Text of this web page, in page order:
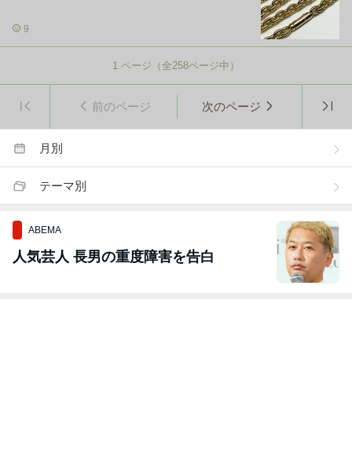
9
1 ページ（全258ページ中）
前のページ 次のページ
月別
テーマ別
ABEMA
人気芸人 長男の重度障害を告白